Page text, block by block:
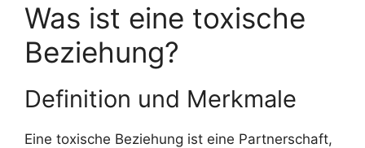
Was ist eine toxische
Beziehung?
Definition und Merkmale
Eine toxische Beziehung ist eine Partnerschaft,